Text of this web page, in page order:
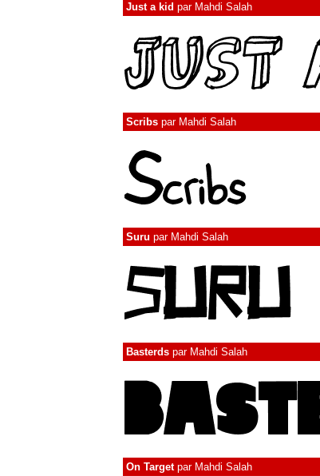
Just a kid par Mahdi Salah
Scribs par Mahdi Salah
Suru par Mahdi Salah
Basterds par Mahdi Salah
On Targetpar Mahdi Salah